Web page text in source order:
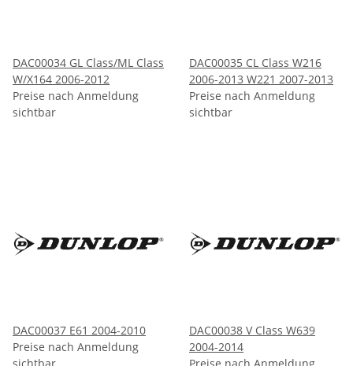
DAC00034 GL Class/ML Class
W/X164 2006-2012
Preise nach Anmeldung
sichtbar
DAC00035 CL Class W216
2006-2013 W221 2007-2013
Preise nach Anmeldung
sichtbar
DAC00037 E61 2004-2010
Preise nach Anmeldung
DAC00038 V Class W639
2004-2014